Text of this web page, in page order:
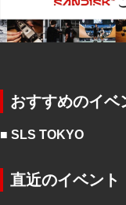
おすすめのイベ
■ SLS TOKYO
直近のイベント